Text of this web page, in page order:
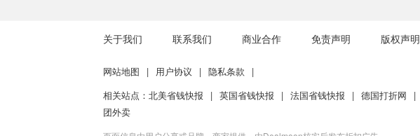
关于我们 联系我们 商业合作 免责声明 版权声明
网站地图 | 用户协议 | 隐私条款
|
相关站点： 北美省钱快报 | 英国省钱快报 | 法国省钱快报 | 德国打折网 |
团外卖